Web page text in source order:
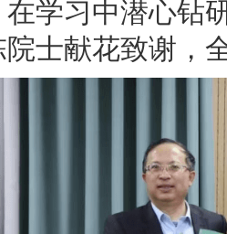
学习中潜心钻
士献花致谢，